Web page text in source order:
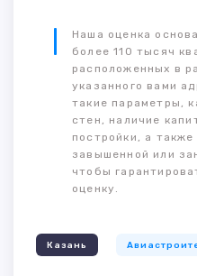
Наша оценка
более 110 тысяч
расположенных в
указанного вами
такие параметры,
стен, наличие
постройки, а
завышенной или
чтобы
оценку.
Казань